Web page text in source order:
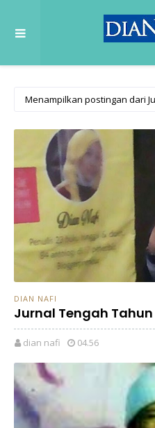
Menampilkan postingan dari
DIAN NAFI
Jurnal Tengah Tahun
dian nafi 04.56